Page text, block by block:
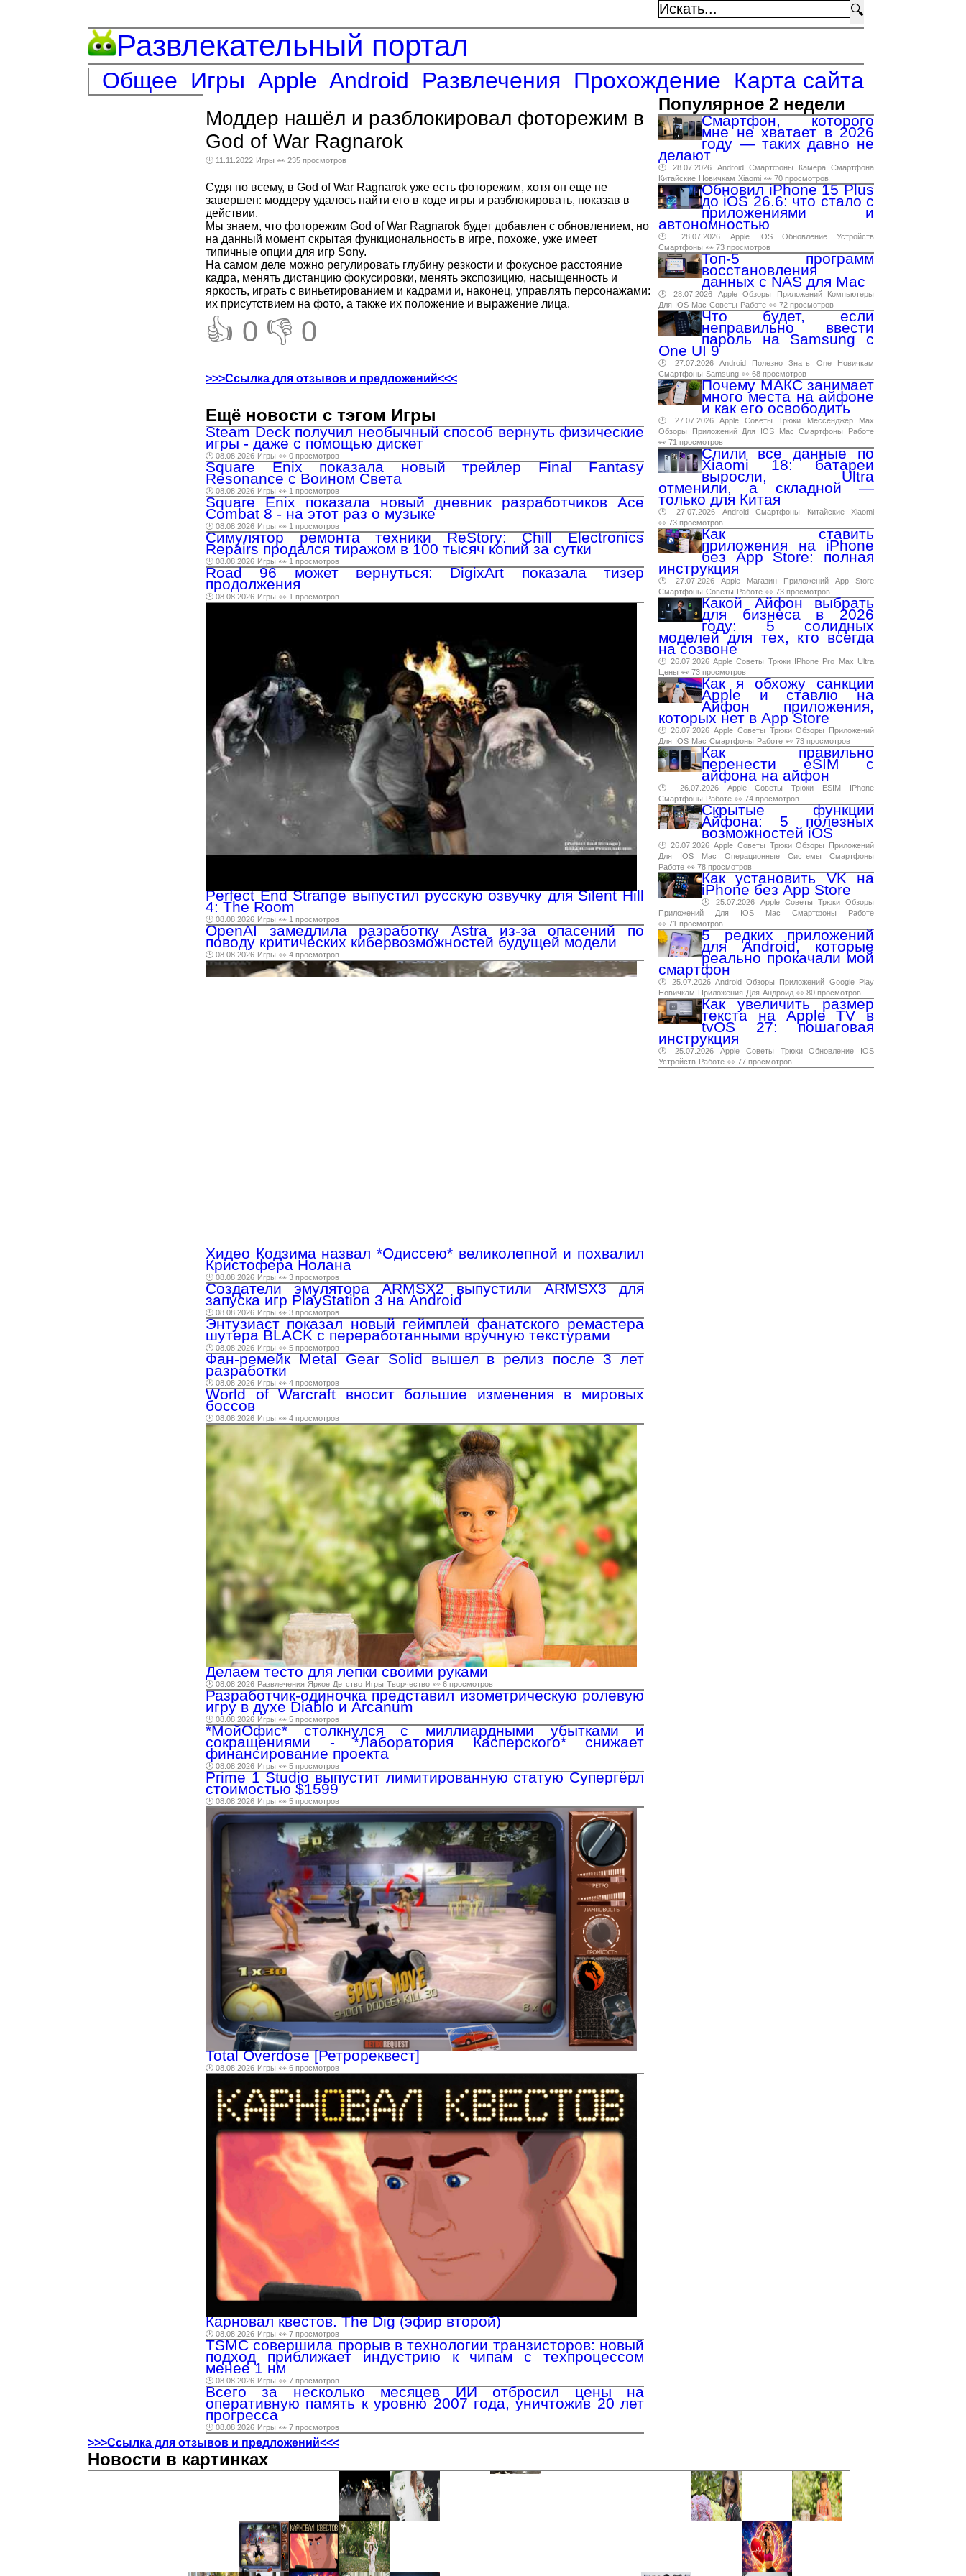
🔍
Развлекательный портал
Общее Игры Apple Android Развлечения Прохождение Карта сайта
Моддер нашёл и разблокировал фоторежим в
God of War Ragnarok
🕑 11.11.2022 Игры 👀 235 просмотров
Судя по всему, в God of War Ragnarok уже есть фоторежим, хотя он еще не
завершен: моддеру удалось найти его в коде игры и разблокировать, показав в
действии.
Мы знаем, что фоторежим God of War Ragnarok будет добавлен с обновлением, но
на данный момент скрытая функциональность в игре, похоже, уже имеет
типичные опции для игр Sony.
На самом деле можно регулировать глубину резкости и фокусное расстояние
кадра, менять дистанцию ​​фокусировки, менять экспозицию, насыщенность и
яркость, играть с виньетированием и кадрами и, наконец, управлять персонажами:
их присутствием на фото, а также их положение и выражение лица.
👍 0 👎 0
>>>Ссылка для отзывов и предложений<<<
Ещё новости с тэгом Игры
Steam Deck получил необычный способ вернуть физические
игры - даже с помощью дискет
🕑 08.08.2026 Игры 👀 0 просмотров
Square Enix показала новый трейлер Final Fantasy
Resonance с Воином Света
🕑 08.08.2026 Игры 👀 1 просмотров
Square Enix показала новый дневник разработчиков Ace
Combat 8 - на этот раз о музыке
🕑 08.08.2026 Игры 👀 1 просмотров
Симулятор ремонта техники ReStory: Chill Electronics
Repairs продался тиражом в 100 тысяч копий за сутки
🕑 08.08.2026 Игры 👀 1 просмотров
Road 96 может вернуться: DigixArt показала тизер
продолжения
🕑 08.08.2026 Игры 👀 1 просмотров
Perfect End Strange выпустил русскую озвучку для Silent Hill
4: The Room
🕑 08.08.2026 Игры 👀 1 просмотров
OpenAI замедлила разработку Astra из-за опасений по
поводу критических кибервозможностей будущей модели
🕑 08.08.2026 Игры 👀 4 просмотров
Хидео Кодзима назвал *Одиссею* великолепной и похвалил
Кристофера Нолана
🕑 08.08.2026 Игры 👀 3 просмотров
Создатели эмулятора ARMSX2 выпустили ARMSX3 для
запуска игр PlayStation 3 на Android
🕑 08.08.2026 Игры 👀 3 просмотров
Энтузиаст показал новый геймплей фанатского ремастера
шутера BLACK с переработанными вручную текстурами
🕑 08.08.2026 Игры 👀 5 просмотров
Фан-ремейк Metal Gear Solid вышел в релиз после 3 лет
разработки
🕑 08.08.2026 Игры 👀 4 просмотров
World of Warcraft вносит большие изменения в мировых
боссов
🕑 08.08.2026 Игры 👀 4 просмотров
Делаем тесто для лепки своими руками
🕑 08.08.2026 Развлечения Яркое Детство Игры Творчество 👀 6 просмотров
Разработчик-одиночка представил изометрическую ролевую
игру в духе Diablo и Arcanum
🕑 08.08.2026 Игры 👀 5 просмотров
*МойОфис* столкнулся с миллиардными убытками и
сокращениями - *Лаборатория Касперского* снижает
финансирование проекта
🕑 08.08.2026 Игры 👀 5 просмотров
Prime 1 Studio выпустит лимитированную статую Супергёрл
стоимостью $1599
🕑 08.08.2026 Игры 👀 5 просмотров
Total Overdose [Ретрореквест]
🕑 08.08.2026 Игры 👀 6 просмотров
Карновал квестов. The Dig (эфир второй)
🕑 08.08.2026 Игры 👀 7 просмотров
TSMC совершила прорыв в технологии транзисторов: новый
подход приближает индустрию к чипам с техпроцессом
менее 1 нм
🕑 08.08.2026 Игры 👀 7 просмотров
Всего за несколько месяцев ИИ отбросил цены на
оперативную память к уровню 2007 года, уничтожив 20 лет
прогресса
🕑 08.08.2026 Игры 👀 7 просмотров
Популярное 2 недели
Смартфон, которого
мне не хватает в 2026
году — таких давно не
делают
🕑 28.07.2026 Android Смартфоны Камера Смартфона
Китайские Новичкам Xiaomi 👀 70 просмотров
Обновил iPhone 15 Plus
до iOS 26.6: что стало с
приложениями и
автономностью
🕑 28.07.2026 Apple IOS Обновление
Устройств
Смартфоны 👀 73 просмотров
Топ-5 программ
восстановления
данных с NAS для Mac
🕑 28.07.2026 Apple Обзоры Приложений
Компьютеры
Для IOS Mac Советы Работе 👀 72 просмотров
Что будет, если
неправильно ввести
пароль на Samsung с
One UI 9
🕑 27.07.2026 Android Полезно Знать One
Новичкам
Смартфоны Samsung 👀 68 просмотров
Почему МАКС занимает
много места на айфоне
и как его освободить
🕑 27.07.2026 Apple Советы Трюки Мессенджер
Max
Обзоры
Приложений Для IOS Mac Смартфоны
Работе
👀 71 просмотров
Слили все данные по
Xiaomi 18: батареи
выросли, Ultra
отменили, а складной —
только для Китая
🕑 27.07.2026 Android Смартфоны Китайские
Xiaomi
👀 73 просмотров
Как ставить
приложения на iPhone
без App Store: полная
инструкция
🕑 27.07.2026 Apple Магазин Приложений App
Store
Смартфоны Советы Работе 👀 73 просмотров
Какой Айфон выбрать
для бизнеса в 2026
году: 5 солидных
моделей для тех, кто всегда
на созвоне
🕑 26.07.2026 Apple Советы Трюки IPhone Pro Max Ultra
Цены 👀 73 просмотров
Как я обхожу санкции
Apple и ставлю на
Айфон приложения,
которых нет в App Store
🕑 26.07.2026 Apple Советы Трюки Обзоры
Приложений
Для IOS Mac Смартфоны Работе 👀 73 просмотров
Как правильно
перенести eSIM с
айфона на айфон
🕑 26.07.2026 Apple Советы Трюки ESIM
IPhone
Смартфоны Работе 👀 74 просмотров
Скрытые функции
Айфона: 5 полезных
возможностей iOS
🕑 26.07.2026 Apple Советы Трюки Обзоры
Приложений
Для
IOS Mac Операционные Системы
Смартфоны
Работе 👀 78 просмотров
Как установить VK на
iPhone без App Store
🕑 25.07.2026 Apple Советы Трюки Обзоры
Приложений
Для IOS Mac Смартфоны
Работе
👀 71 просмотров
5 редких приложений
для Android, которые
реально прокачали мой
смартфон
🕑 25.07.2026 Android Обзоры Приложений Google
Play
Новичкам Приложения Для Андроид 👀 80 просмотров
Как увеличить размер
текста на Apple TV в
tvOS 27: пошаговая
инструкция
🕑 25.07.2026 Apple Советы Трюки Обновление
IOS
Устройств Работе 👀 77 просмотров
>>>Ссылка для отзывов и предложений<<<
Новости в картинках